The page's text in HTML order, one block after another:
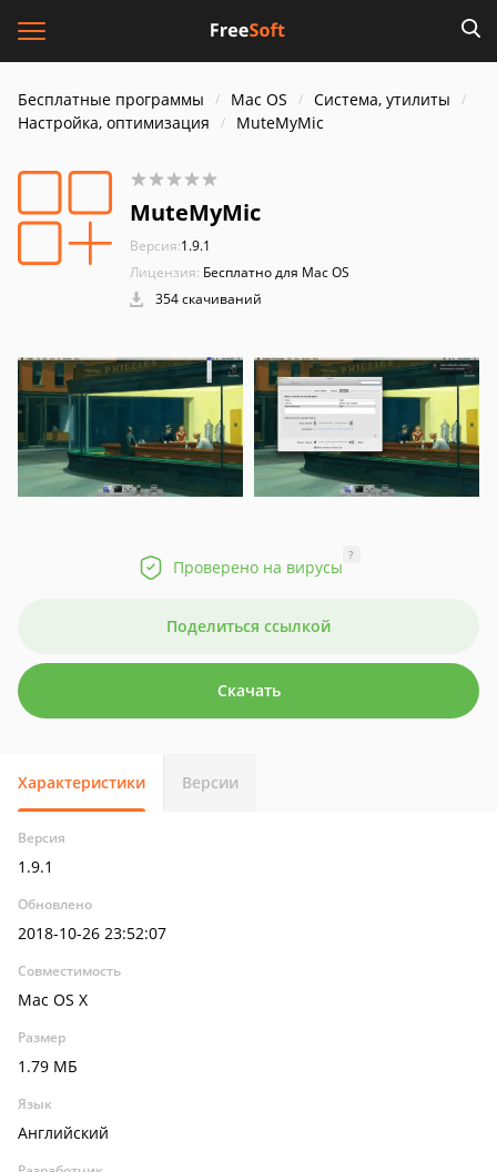
Бесплатные программы Mac OS
Система, утилиты
Настройка, оптимизация
MuteMyMic
MuteMyMic
Версия:1.9.1
Лицензия: Бесплатно для Mac OS
354 скачиваний
Проверено на вирусы
?
Поделиться ссылкой
Скачать
Характеристики Версии
Версия
1.9.1
Обновлено
2018-10-26 23:52:07
Совместимость
Mac OS X
Размер
1.79 МБ
Язык
Английский